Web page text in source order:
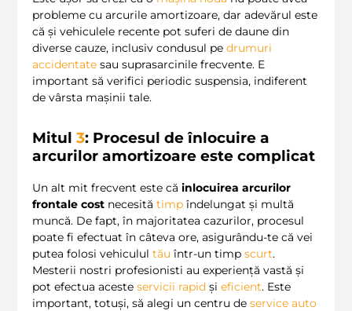
probleme cu arcurile amortizoare, dar adevărul este
că și vehiculele recente pot suferi de daune din
diverse cauze, inclusiv condusul pe drumuri
accidentate sau suprasarcinile frecvente. E
important să verifici periodic suspensia, indiferent
de vârsta mașinii tale.
Mitul 3: Procesul de înlocuire a
arcurilor amortizoare este complicat
Un alt mit frecvent este că inlocuirea arcurilor
frontale cost necesită timp îndelungat și multă
muncă. De fapt, în majoritatea cazurilor, procesul
poate fi efectuat în câteva ore, asigurându-te că vei
putea folosi vehiculul tău într-un timp scurt.
Mesterii nostri profesionisti au experiență vastă și
pot efectua aceste servicii rapid și eficient. Este
important, totuși, să alegi un centru de service auto